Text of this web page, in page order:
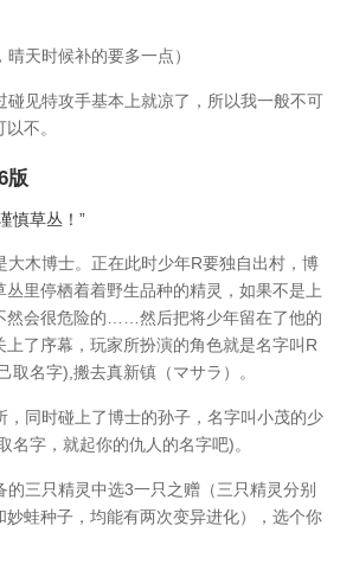
天时候补的要多一点）
碰见特攻手基本上就凉了，所以我一般不可
不。
版
慎草丛！”
大木博士。正在此时少年R要独自出村，博
里停栖着着野生品种的精灵，如果不是上
然会很危险的……然后把将少年留在了他的
了序幕，玩家所扮演的角色就是名字叫R
取名字),搬去真新镇（マサラ）。
，同时碰上了博士的孙子，名字叫小茂的少
名字，就起你的仇人的名字吧)。
的三只精灵中选3一只之赠（三只精灵分别
妙蛙种子，均能有两次变异进化），选个你